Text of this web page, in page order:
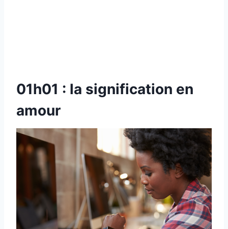
01h01 : la signification en
amour